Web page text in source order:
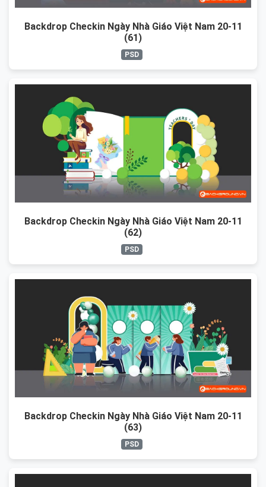
Backdrop Checkin Ngày Nhà Giáo Việt Nam 20-11
(61)
PSD
Backdrop Checkin Ngày Nhà Giáo Việt Nam 20-11
(62)
PSD
Backdrop Checkin Ngày Nhà Giáo Việt Nam 20-11
(63)
PSD